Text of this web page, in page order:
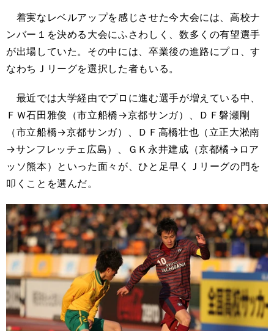
着実なレベルアップを感じさせた今大会には、高校ナ
ンバー１を決める大会にふさわしく、数多くの有望選手
が出場していた。その中には、卒業後の進路にプロ、す
なわちＪリーグを選択した者もいる。
最近では大学経由でプロに進む選手が増えている中、
ＦＷ石田雅俊（市立船橋→京都サンガ）、ＤＦ磐瀬剛
（市立船橋→京都サンガ）、ＤＦ高橋壮也（立正大淞南
→サンフレッチェ広島）、ＧＫ永井建成（京都橘→ロア
ッソ熊本）といった面々が、ひと足早くＪリーグの門を
叩くことを選んだ。